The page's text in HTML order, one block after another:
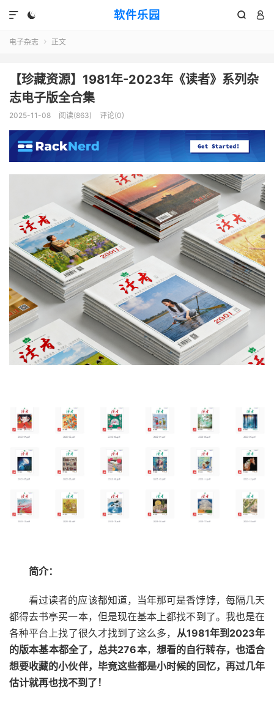
软件乐园 
 

电子杂志  正文
【珍藏资源】1981年-2023年《读者》系列杂
志电子版全合集
2025-11-08 阅读(863) 评论(0)
简介：
看过读者的应该都知道，当年那可是香饽饽，每隔几天
都得去书亭买一本，但是现在基本上都找不到了。我也是在
各种平台上找了很久才找到了这么多， 从1981年到2023年
的版本基本都全了，总共276本， 想看的自行转存，也适合
想要收藏的小伙伴，毕竟这些都是小时候的回忆，再过几年
估计就再也找不到了！